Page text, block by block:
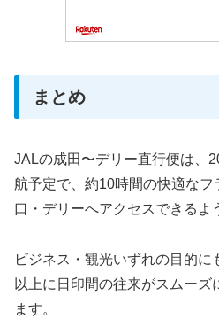
まとめ
JALの成田〜デリー直行便は、
航予定で、約10時間の快適なフ
口・デリーへアクセスできるよ
ビジネス・観光いずれの目的
以上に日印間の往来がスムーズ
ます。